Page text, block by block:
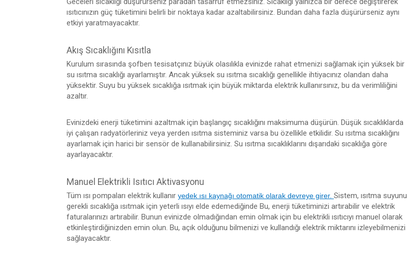
ısıtıcınızın güç tüketimini belirli bir noktaya kadar azaltabilirsiniz. Bundan daha fazla düşürürseniz aynı
etkiyi yaratmayacaktır.
Akış Sıcaklığını Kısıtla
Kurulum sırasında şofben tesisatçınız büyük olasılıkla evinizde rahat etmenizi sağlamak için yüksek bir
su ısıtma sıcaklığı ayarlamıştır. Ancak yüksek su ısıtma sıcaklığı genellikle ihtiyacınız olandan daha
yüksektir. Suyu bu yüksek sıcaklığa ısıtmak için büyük miktarda elektrik kullanırsınız, bu da verimliliğini
azaltır.
Evinizdeki enerji tüketimini azaltmak için başlangıç ​​sıcaklığını maksimuma düşürün. Düşük sıcaklıklarda
iyi çalışan radyatörleriniz veya yerden ısıtma sisteminiz varsa bu özellikle etkilidir. Su ısıtma sıcaklığını
ayarlamak için harici bir sensör de kullanabilirsiniz. Su ısıtma sıcaklıklarını dışarıdaki sıcaklığa göre
ayarlayacaktır.
Manuel Elektrikli Isıtıcı Aktivasyonu
Tüm ısı pompaları elektrik kullanır yedek ısı kaynağı otomatik olarak devreye girer. Sistem, ısıtma suyunu
gerekli sıcaklığa ısıtmak için yeterli ısıyı elde edemediğinde Bu, enerji tüketiminizi artırabilir ve elektrik
faturalarınızı artırabilir. Bunun evinizde olmadığından emin olmak için bu elektrikli ısıtıcıyı manuel olarak
etkinleştirdiğinizden emin olun. Bu, açık olduğunu bilmenizi ve kullandığı elektrik miktarını izleyebilmenizi
sağlayacaktır.